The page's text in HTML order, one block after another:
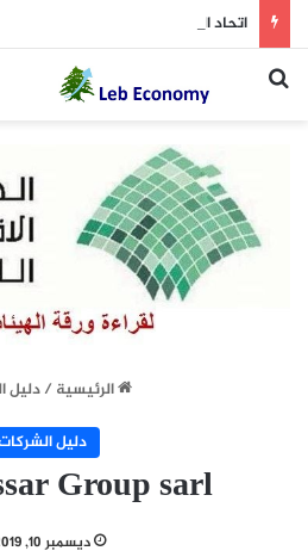
اتحاد النقل الجوي يطالب بإلغاء ضريبة 3% على السلع المستوردة
بحث عن
الرئيسية/دليل
دليل
Group sarl
ديسمبر 10, 2019